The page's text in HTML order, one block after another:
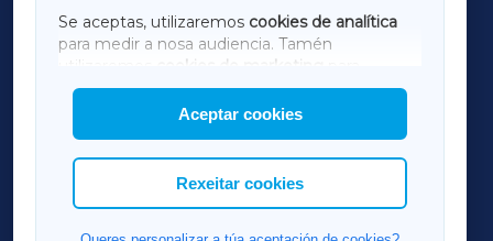
Se aceptas, utilizaremos cookies de analítica
para medir a nosa audiencia. Tamén
utilizaremos
cookies de marketing
mostrar publicidade de terceiros.
Así mesmo, podes personalizar a elección das
cookies que desexas permitir.
Aceptar cookies
Rexeitar cookies
AMARIÑAXA
RIBEIRASACRAXA
ACORUÑAXA
FERROLXA